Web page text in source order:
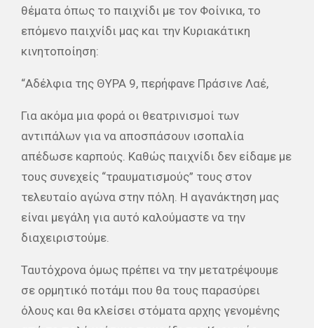
θέματα όπως το παιχνίδι με τον Φοίνικα, το
επόμενο παιχνίδι μας και την Κυριακάτικη
κινητοποίηση:
“Αδέλφια της ΘΥΡΑ 9, περήφανε Πράσινε Λαέ,
Για ακόμα μια φορά οι θεατρινισμοί των
αντιπάλων για να αποσπάσουν ισοπαλία
απέδωσε καρπούς. Καθώς παιχνίδι δεν είδαμε με
τους συνεχείς “τραυματισμούς” τους στον
τελευταίο αγώνα στην πόλη. Η αγανάκτηση μας
είναι μεγάλη για αυτό καλούμαστε να την
διαχειριστούμε.
Ταυτόχρονα όμως πρέπει να την μετατρέψουμε
σε ορμητικό ποτάμι που θα τους παρασύρει
όλους και θα κλείσει στόματα αρχης γενομένης